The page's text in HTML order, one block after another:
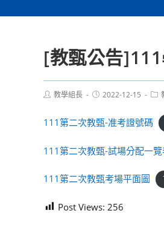
[教甄公告
Post教學組長
Post2022-12-15
Post
111第二次教甄-准考證號碼
111第二次教甄-試場分配一覽
111第二次教甄考場平面圖
Post Views: 256